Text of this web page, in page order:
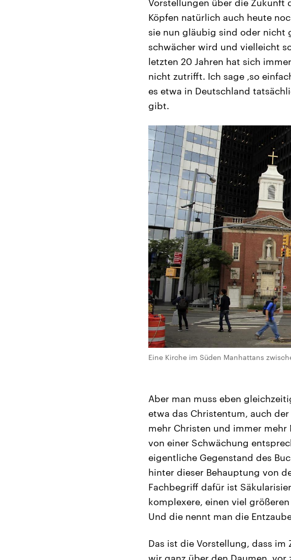
Vorstellungen über die Zukunft
Köpfen natürlich auch heute
sie nun gläubig sind oder nicht
schwächer wird und vielleicht
letzten 20 Jahren hat sich
nicht zutrifft. Ich sage ‚so
es etwa in Deutschland
gibt.
Eine Kirche im Süden Manhattans
Aber man muss eben
etwa das Christentum, auch
mehr Christen und immer mehr
von einer Schwächung
eigentliche Gegenstand des
hinter dieser Behauptung von
Fachbegriff dafür ist
komplexere, einen viel
Und die nennt man die
Das ist die Vorstellung, dass